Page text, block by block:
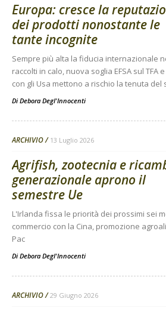
Europa: cresce la
dei prodotti nonostante le
tante incognite
Sempre più alta la fiducia internazionale
raccolti in calo, nuova soglia EFSA sul TFA
con gli Usa mettono a rischio la tenuta del
Di Debora Degl'Innocenti
ARCHIVIO 13 Luglio 2026
Agrifish, zootecnia e
generazionale aprono il
semestre Ue
L'Irlanda fissa le priorità dei prossimi sei
commercio con la Cina, promozione
Pac
Di Debora Degl'Innocenti
ARCHIVIO 29 Giugno 2026